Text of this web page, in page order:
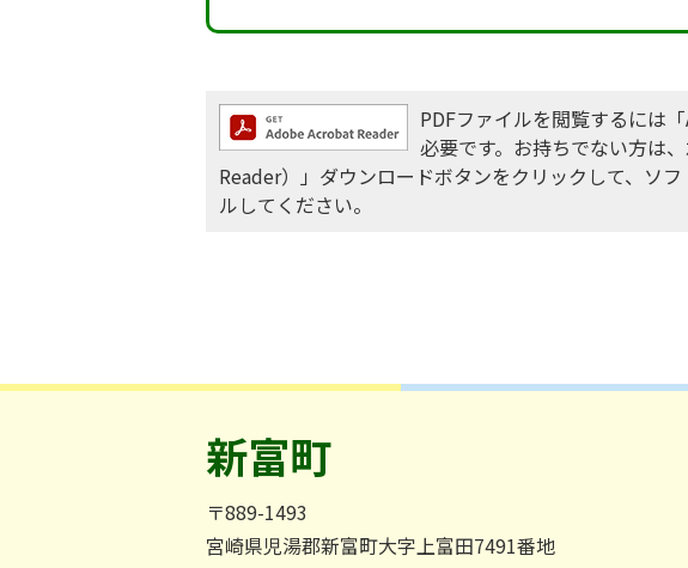
PDFファイルを閲覧するには
必要です。お持ちでない方は
Reader）」ダウンロードボタンをクリックして、ソ
ルしてください。
新富町
〒889-1493
宮崎県児湯郡新富町大字上富田7491番地